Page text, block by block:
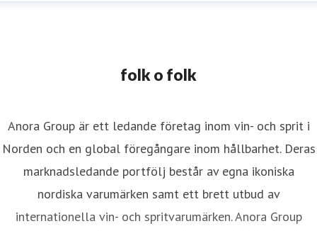
folk o folk
Anora Group är ett ledande företag inom vin- och sprit i
Norden och en global föregångare inom hållbarhet. Deras
marknadsledande portfölj består av egna ikoniska
nordiska varumärken samt ett brett utbud av
internationella vin- och spritvarumärken. Anora Group